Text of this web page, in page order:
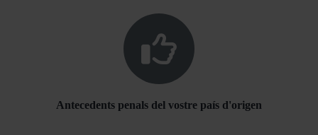
Antecedents penals del vostre país d'origen